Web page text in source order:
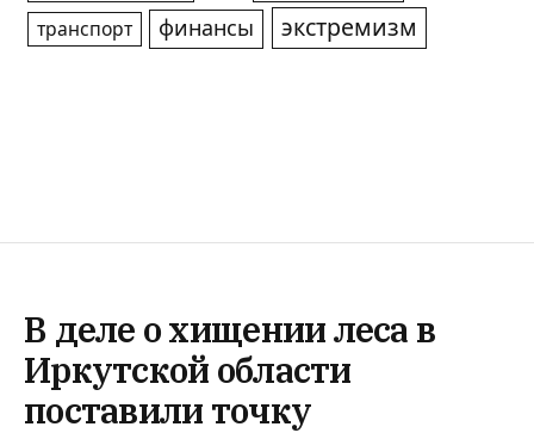
транспорт финансы экстремизм
В деле о хищении леса в
Иркутской области
поставили точку